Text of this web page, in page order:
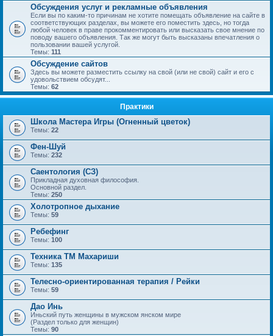
Обсуждения услуг и рекламные объявления
Если вы по каким-то причинам не хотите помещать объявление на сайте в
соответствующих разделах, вы можете его поместить здесь, но тогда
любой человек в праве прокомментировать или высказать свое мнение по
поводу вашего объявления. Так же могут быть высказаны впечатления о
пользовании вашей услугой.
Темы: 111
Обсуждение сайтов
Здесь вы можете разместить ссылку на свой (или не свой) сайт и его с
удовольствием обсудят...
Темы: 62
Практики
Школа Мастера Игры (Огненный цветок)
Темы: 22
Фен-Шуй
Темы: 232
Саентология (СЗ)
Прикладная духовная философия.
Основной раздел.
Темы: 250
Холотропное дыхание
Темы: 59
Ребефинг
Темы: 100
Техника ТМ Махариши
Темы: 135
Телесно-ориентированная терапия / Рейки
Темы: 59
Дао Инь
Иньский путь женщины в мужском янском мире
(Раздел только для женщин)
Темы: 90